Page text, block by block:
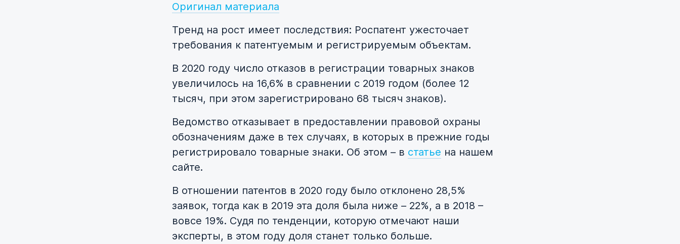
Оригинал материала
Тренд на рост имеет последствия: Роспатент ужесточает
требования к патентуемым и регистрируемым объектам.
В 2020 году число отказов в регистрации товарных знаков
увеличилось на 16,6% в сравнении с 2019 годом (более 12
тысяч, при этом зарегистрировано 68 тысяч знаков).
Ведомство отказывает в предоставлении правовой охраны
обозначениям даже в тех случаях, в которых в прежние годы
регистрировало товарные знаки. Об этом – в статье на нашем
сайте.
В отношении патентов в 2020 году было отклонено 28,5%
заявок, тогда как в 2019 эта доля была ниже – 22%, а в 2018 –
вовсе 19%. Судя по тенденции, которую отмечают наши
эксперты, в этом году доля станет только больше.